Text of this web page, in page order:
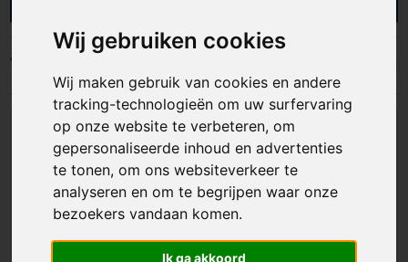
Wij gebruiken cookies
Wij maken gebruik van cookies en andere
tracking-technologieën om uw surfervaring
op onze website te verbeteren, om
gepersonaliseerde inhoud en advertenties
te tonen, om ons websiteverkeer te
analyseren en om te begrijpen waar onze
bezoekers vandaan komen.
Ik ga akkoord
leuk zijn om te geven én te bewaren. Ideaal als
geef je jouw doelgroep iets mee dat aandacht
vraagt, plezier geeft en jouw merk langer in
beeld houdt.